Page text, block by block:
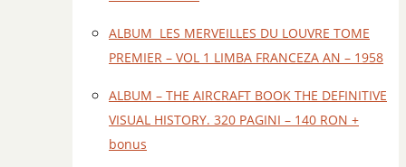
ALBUM LES MERVEILLES DU LOUVRE TOME
PREMIER – VOL 1 LIMBA FRANCEZA AN – 1958
ALBUM – THE AIRCRAFT BOOK THE DEFINITIVE
VISUAL HISTORY. 320 PAGINI – 140 RON +
bonus